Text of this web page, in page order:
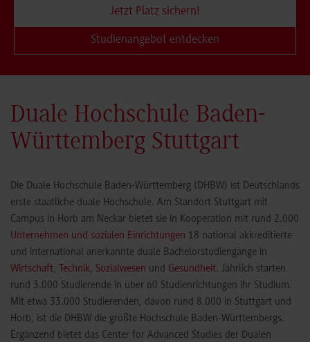
Jetzt Platz sichern!
Studienangebot entdecken
Duale Hochschule Baden-
Württemberg Stuttgart
Die Duale Hochschule Baden-Württemberg (DHBW) ist Deutschlands
erste staatliche duale Hochschule. Am Standort Stuttgart mit
Campus in Horb am Neckar bietet sie in Kooperation mit rund 2.000
Unternehmen und sozialen Einrichtungen 18 national akkreditierte
und international anerkannte duale Bachelorstudiengänge in
Wirtschaft, Technik, Sozialwesen und Gesundheit. Jährlich starten
rund 3.000 Studierende in über 60 Studienrichtungen ihr Studium.
Mit etwa 33.000 Studierenden, davon rund 8.000 in Stuttgart und
Horb, ist die DHBW die größte Hochschule Baden-Württembergs.
Ergänzend bietet das Center for Advanced Studies der Dualen